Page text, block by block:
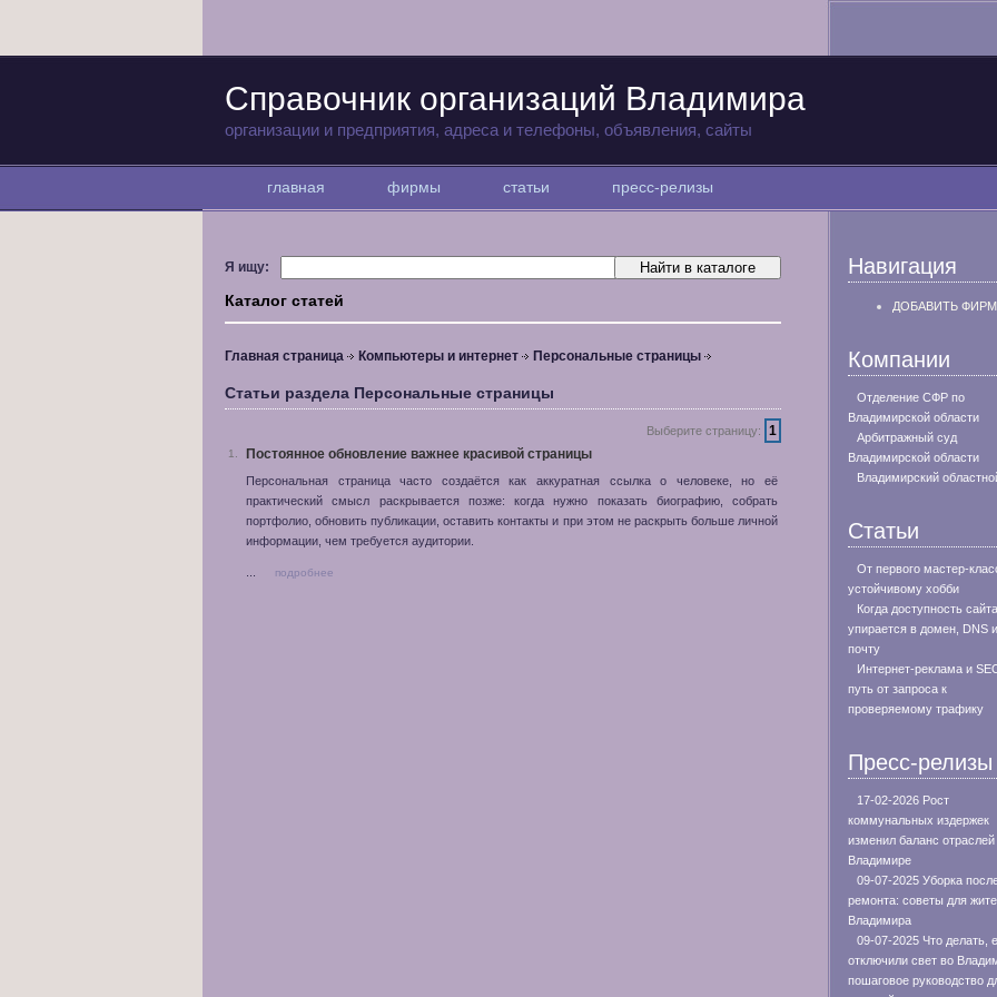
Справочник организаций Владимира
организации и предприятия, адреса и телефоны, объявления, сайты
главная фирмы статьи пресс-релизы
Я ищу:
Каталог статей
Главная страница Компьютеры и интернет Персональные страницы
Статьи раздела Персональные страницы
Выберите страницу: 1
1. Постоянное обновление важнее красивой страницы
Персональная страница часто создаётся как аккуратная ссылка о человеке, но её
практический смысл раскрывается позже: когда нужно показать биографию, собрать
портфолио, обновить публикации, оставить контакты и при этом не раскрыть больше личной
информации, чем требуется аудитории.
подробнее
Навигация
ДОБАВИТЬ
Компании
Отделение СФР по
Владимирской области
Арбитражный суд
Владимирской области
Владимирский
Статьи
От первого мастер-
устойчивому хобби
Когда доступность сайта
упирается в домен, DNS и
почту
Интернет-реклама и
путь от запроса к
проверяемому трафику
Пресс-релизы
17-02-2026 Рост
коммунальных издержек
изменил баланс отраслей
Владимире
09-07-2025 Уборка
ремонта: советы для
Владимира
09-07-2025 Что делать,
отключили свет во
пошаговое руководство